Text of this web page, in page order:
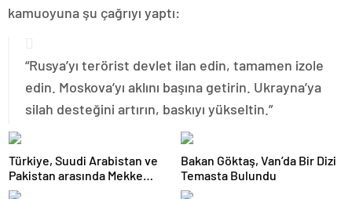
kamuoyuna şu çağrıyı yaptı:
“Rusya’yı terörist devlet ilan edin, tamamen izole
edin. Moskova’yı aklını başına getirin. Ukrayna’ya
silah desteğini artırın, baskıyı yükseltin.”
Türkiye, Suudi Arabistan ve
Pakistan arasında Mekke
Ortak Savunma Anlaşması
Bakan Göktaş, Van’da Bir Dizi
Temasta Bulundu